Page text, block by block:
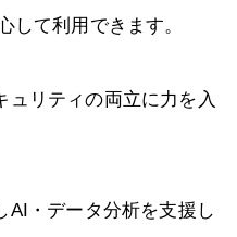
して利用できます。
ュリティの両立に力を入
AI・データ分析を支援し